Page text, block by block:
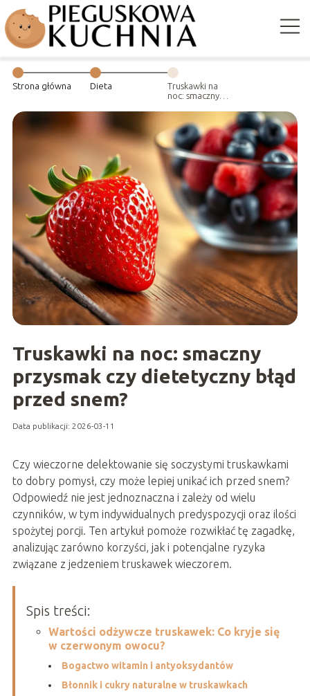
Strona główna Dieta
Truskawki na
noc: smaczny
błąd przed
snem?
Truskawki na noc: smaczny
przysmak czy dietetyczny błąd
przed snem?
Data publikacji: 2026-03-11
Czy wieczorne delektowanie się soczystymi truskawkami
to dobry pomysł, czy może lepiej unikać ich przed snem?
Odpowiedź nie jest jednoznaczna i zależy od wielu
czynników, w tym indywidualnych predyspozycji oraz ilości
spożytej porcji. Ten artykuł pomoże rozwikłać tę zagadkę,
analizując zarówno korzyści, jak i potencjalne ryzyka
związane z jedzeniem truskawek wieczorem.
Spis treści:
Wartości odżywcze truskawek: Co kryje się
w czerwonym owocu?
Bogactwo witamin i antyoksydantów
Błonnik i cukry naturalne w truskawkach